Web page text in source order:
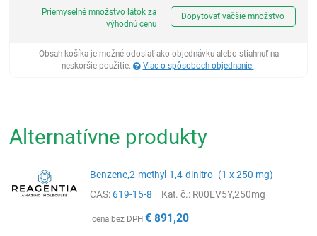
Priemyselné množstvo látok za
výhodnú cenu
Dopytovať väčšie množstvo
Obsah košíka je možné odoslať ako objednávku alebo stiahnuť na
neskoršie použitie.
Viac o spôsoboch objednanie .
Alternatívne produkty
Benzene,2-methyl-1,4-dinitro- (1 x 250 mg)
CAS:619-15-8 Kat. č.: R00EV5Y,250mg
cena bez DPH € 891,20